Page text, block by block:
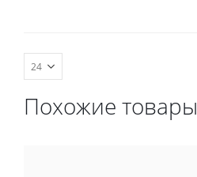
Похожие товары